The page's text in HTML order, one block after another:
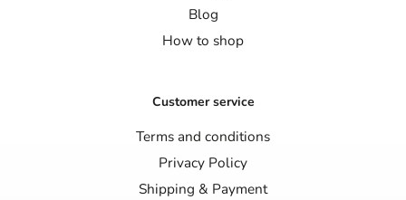
Blog
How to shop
Customer service
Terms and conditions
Privacy Policy
Shipping & Payment